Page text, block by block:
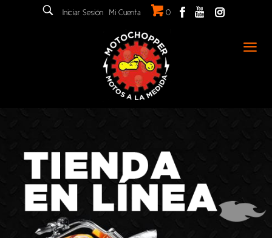
Iniciar Sesión Mi Cuenta 0